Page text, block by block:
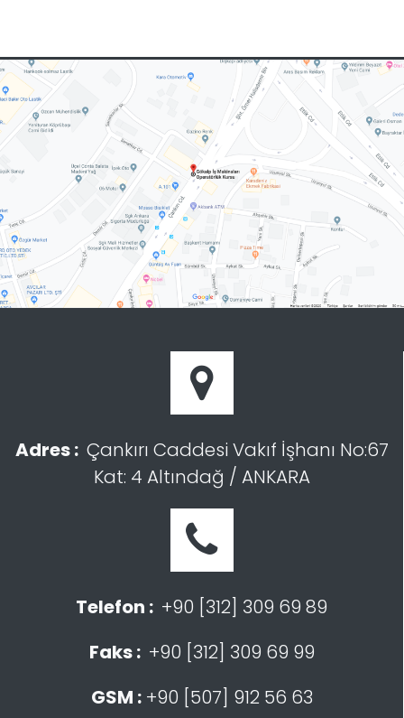
Adres : Çankırı Caddesi Vakıf İşhanı No:67
Kat: 4 Altındağ / ANKARA
Telefon : +90 [312] 309 69 89
Faks : +90 [312] 309 69 99
GSM : +90 [507] 912 56 63